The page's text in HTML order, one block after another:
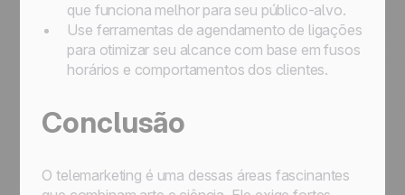
que funciona melhor para seu público-alvo.
Use ferramentas de agendamento de ligações
para otimizar seu alcance com base em fusos
horários e comportamentos dos clientes.
Conclusão
O telemarketing é uma dessas áreas fascinantes